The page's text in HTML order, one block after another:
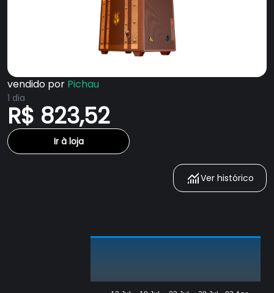
vendido por Pichau
1 dia
R$ 823,52
Ir à loja
Ver histórico